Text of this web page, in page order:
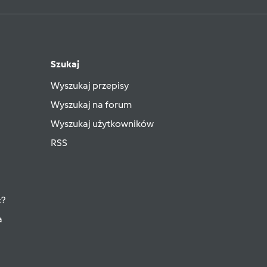
Szukaj
Wyszukaj przepisy
Wyszukaj na forum
Wyszukaj użytkowników
RSS